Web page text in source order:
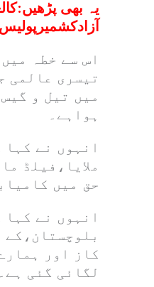
یہ بھی پڑھیں:
آزادکشمیرپولیس
اس سے خطہ
تیسری عالمی
میں تیل و
ہواہے۔
انہوں نے
ملایا،فیلڈ
حق میں
انہوں نے
کاز اور
لگائی گئی ہے۔